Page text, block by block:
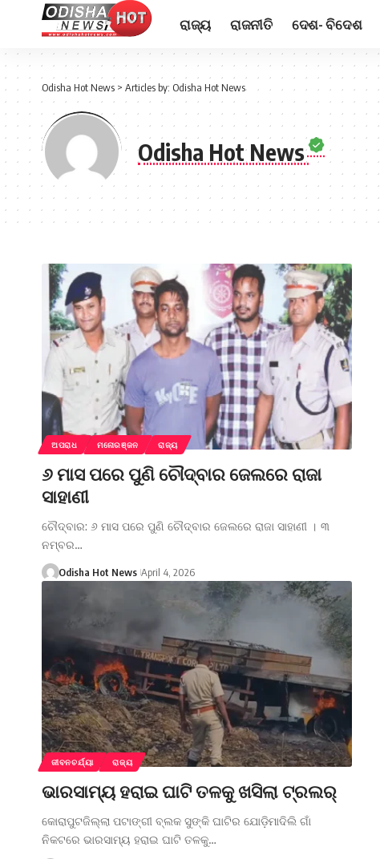
ରାଜ୍ୟ ରାଜନୀତି ଦେଶ- ବିଦେଶ
Odisha Hot News > Articles by: Odisha Hot News
Odisha Hot News
ଅପରାଧ ମନୋରଞ୍ଜନ ରାଜ୍ୟ
୬ ମାସ ପରେ ପୁଣି ଚୌଦ୍ବାର ଜେଲରେ ରାଜା
ସାହାଣୀ
ଚୌଦ୍ବାର: ୬ ମାସ ପରେ ପୁଣି ଚୌଦ୍ବାର ଜେଲରେ ରାଜା ସାହାଣୀ । ୩
ନମ୍ବର…
Odisha Hot News April 4, 2026
ଜୀବନଚର୍ଯ୍ୟା ରାଜ୍ୟ
ଭାରସାମ୍ୟ ହରାଇ ଘାଟି ତଳକୁ ଖସିଲା ଟ୍ରଲର୍
କୋରାପୁଟଜିଲ୍ଲା ପଟାଙ୍ଗୀ ବ୍ଲକ ସୁଙ୍କି ଘାଟିର ଯୋଡ଼ିମାଦିଲି ଗାଁ
ନିକଟରେ ଭାରସାମ୍ୟ ହରାଇ ଘାଟି ତଳକୁ…